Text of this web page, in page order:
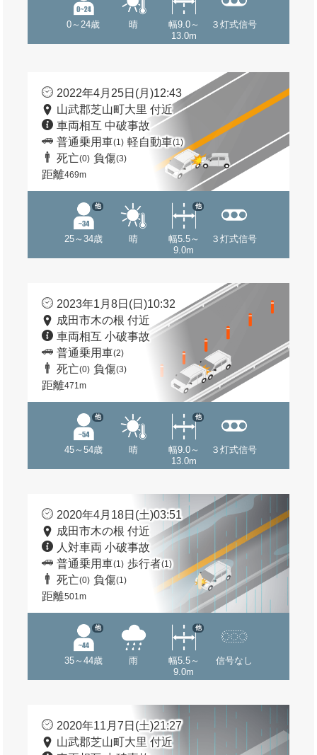
0～24歳 晴
幅9.0～
13.0m
３灯式信号
2022年4月25日(月)12:43
山武郡芝山町大里 付近
車両相互 中破事故
普通乗用車(1) 軽自動車(1)
死亡(0) 負傷(3)
距離469m
25～34歳
他
晴
幅5.5～
9.0m
他
３灯式信号
2023年1月8日(日)10:32
成田市木の根 付近
車両相互 小破事故
普通乗用車(2)
死亡(0) 負傷(3)
距離471m
45～54歳
他
晴
幅9.0～
13.0m
他
３灯式信号
2020年4月18日(土)03:51
成田市木の根 付近
人対車両 小破事故
普通乗用車(1) 歩行者(1)
死亡(0) 負傷(1)
距離501m
35～44歳
他
雨
幅5.5～
9.0m
他
信号なし
2020年11月7日(土)21:27
山武郡芝山町大里 付近